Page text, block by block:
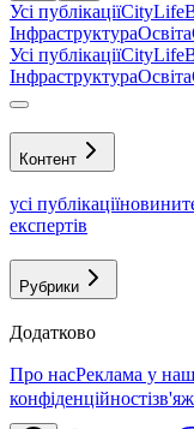
Усі публікаціїCityLife
ІнфраструктураОсвіта
Усі публікаціїCityLife
ІнфраструктураОсвіта
Контент
усі публікаціїновини
експертів
Рубрики
Додатково
Про насРеклама у
конфіденційності